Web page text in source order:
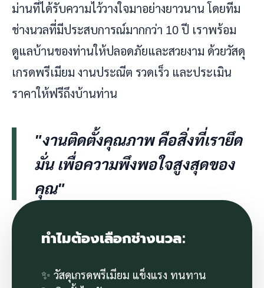
ม่านที่ได้รับความไว้วางใจมาอย่างยาวนาน โดยทีม
ช่างนวลที่มีประสบการณ์มากกว่า 10 ปี เราพร้อม
ดูแลบ้านของท่านให้ปลอดภัยและสวยงาม ด้วยวัสดุ
เกรดพรีเมียม งานประณีต รวดเร็ว และประเมิน
ราคาให้ฟรีถึงบ้านท่าน
"งานติดตั้งคุณภาพ คือสิ่งที่เรายึด
มั่น เพื่อความพึงพอใจสูงสุดของ
คุณ"
ทำไมต้องเลือกช่างนวล:
✨ วัสดุเกรดพรีเมียม แข็งแรง ทนทาน